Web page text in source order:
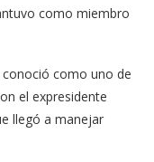
como miembro
conoció como uno de
el expresidente
llegó a manejar